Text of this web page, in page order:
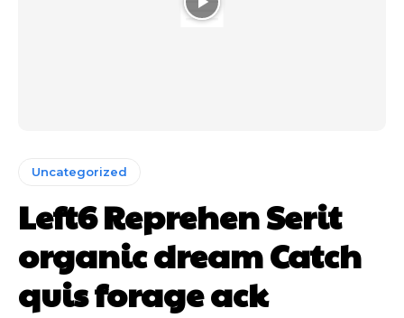
Uncategorized
Left6 Reprehen Serit
organic dream Catch
quis forage ack